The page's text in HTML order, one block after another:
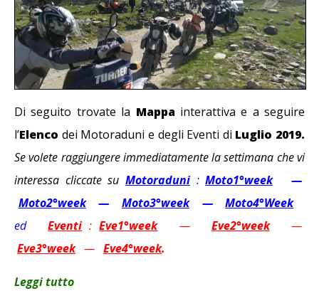
Di seguito trovate la Mappainterattiva e a seguire
l’Elenco dei Motoraduni e degli Eventi di Luglio 2019.
Se volete raggiungere immediatamente la settimana che vi
interessa cliccate su Motoraduni:Moto1°week—
Moto2°week—Moto3°week—Moto4°Week
edEventi :Eve1°week— Eve2°week—
Eve3°week— Eve4°week.
Leggi tutto